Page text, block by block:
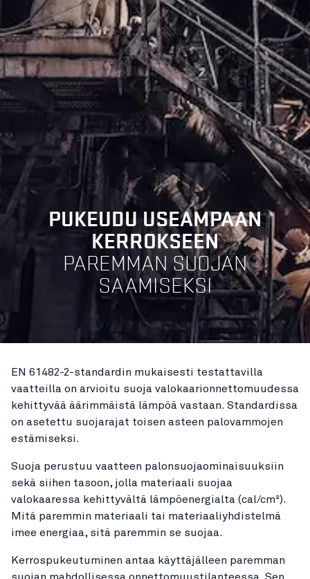
PUKEUDU USEAMPAAN
KERROKSEEN
PAREMMAN SUOJAN
SAAMISEKSI
EN 61482-2-standardin mukaisesti testattavilla
vaatteilla on arvioitu suoja valokaarionnettomuudessa
kehittyvää äärimmäistä lämpöä vastaan. Standardissa
on asetettu suojarajat toisen asteen palovammojen
estämiseksi.
Suoja perustuu vaatteen palonsuojaominaisuuksiin
sekä siihen tasoon, jolla materiaali suojaa
valokaaressa kehittyvältä lämpöenergialta (cal/cm²).
Mitä paremmin materiaali tai materiaaliyhdistelmä
imee energiaa, sitä paremmin se suojaa.
Kerrospukeutuminen antaa käyttäjälleen paremman